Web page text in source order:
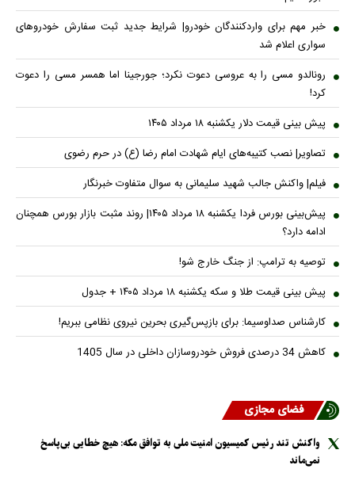
خبر مهم برای واردکنندگان خودرو| شرایط جدید ثبت سفارش خودروهای
سواری اعلام شد
رونالدو مسی را به عروسی دعوت نکرد؛ جورجینا اما همسر مسی را دعوت
کرد!
پیش ‌بینی قیمت دلار یکشنبه ۱۸ مرداد ۱۴۰۵
تصاویر| نصب کتیبه‌های ایام شهادت امام رضا (ع) در حرم رضوی
فیلم| واکنش جالب شهید سلیمانی به سوال متفاوت خبرنگار
پیش‌بینی بورس فردا یکشنبه ۱۸ مرداد ۱۴۰۵| روند مثبت بازار بورس همچنان
ادامه دارد؟
توصیه به ترامپ: از جنگ خارج شو!
پیش بینی قیمت طلا و سکه یکشنبه ۱۸ مرداد ۱۴۰۵ + جدول
کارشناس صداوسیما: برای بازپس‌گیری بحرین نیروی نظامی ببریم!
کاهش 34 درصدی فروش خودروسازان داخلی در سال 1405
فضای مجازی
واکنش تند رئیس کمیسیون امنیت ملی به توافق مکه: هیچ خطایی بی‌پاسخ
نمی‌ماند